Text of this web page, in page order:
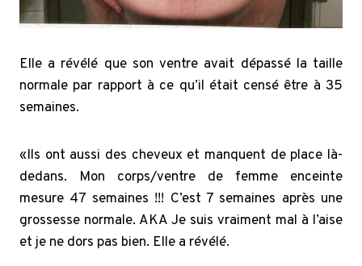
Elle a révélé que son ventre avait dépassé la taille
normale par rapport à ce qu’il était censé être à 35
semaines.
«Ils ont aussi des cheveux et manquent de place là-
dedans. Mon corps/ventre de femme enceinte
mesure 47 semaines !!! C’est 7 semaines après une
grossesse normale. AKA Je suis vraiment mal à l’aise
et je ne dors pas bien. Elle a révélé.